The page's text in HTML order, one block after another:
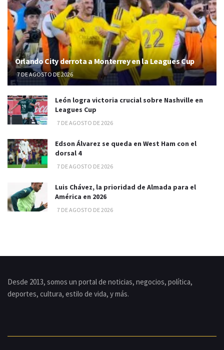
Orlando City derrota a Monterrey en la Leagues Cup
7 DE AGOSTO DE 2026
León logra victoria crucial sobre Nashville en
Leagues Cup
7 DE AGOSTO DE 2026
Edson Álvarez se queda en West Ham con el
dorsal 4
7 DE AGOSTO DE 2026
Luis Chávez, la prioridad de Almada para el
América en 2026
7 DE AGOSTO DE 2026
Desde 2013, somos un portal de noticias, negocios, política,
deportes, cultura, estilo de vida, y más.